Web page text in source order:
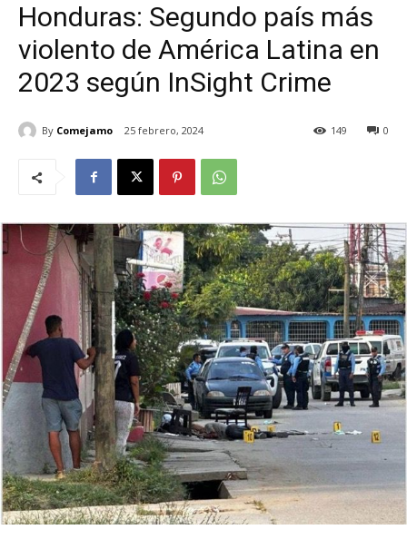
Honduras: Segundo país más
violento de América Latina en
2023 según InSight Crime
By Comejamo 25 febrero, 2024 0
149